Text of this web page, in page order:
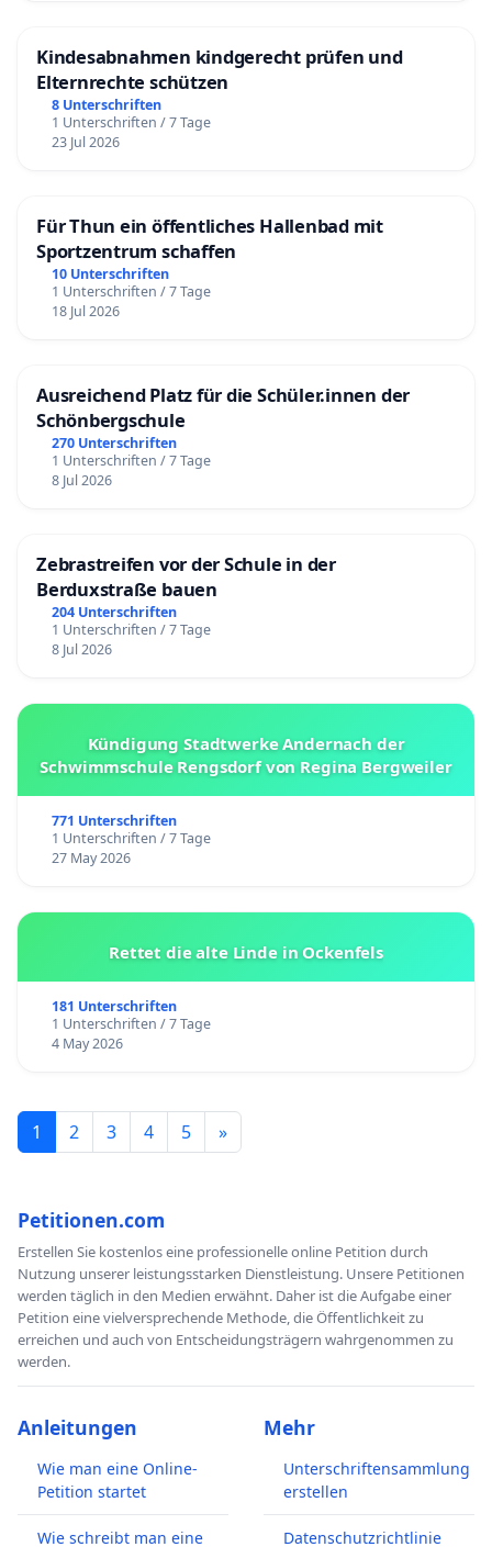
Kindesabnahmen kindgerecht prüfen und
Elternrechte schützen
8 Unterschriften
1 Unterschriften / 7 Tage
23 Jul 2026
Für Thun ein öffentliches Hallenbad mit
Sportzentrum schaffen
10 Unterschriften
1 Unterschriften / 7 Tage
18 Jul 2026
Ausreichend Platz für die Schüler.innen der
Schönbergschule
270 Unterschriften
1 Unterschriften / 7 Tage
8 Jul 2026
Zebrastreifen vor der Schule in der
Berduxstraße bauen
204 Unterschriften
1 Unterschriften / 7 Tage
8 Jul 2026
Kündigung Stadtwerke Andernach der
Schwimmschule Rengsdorf von Regina Bergweiler
771 Unterschriften
1 Unterschriften / 7 Tage
27 May 2026
Rettet die alte Linde in Ockenfels
181 Unterschriften
1 Unterschriften / 7 Tage
4 May 2026
1 2 3 4 5 »
Petitionen.com
Erstellen Sie kostenlos eine professionelle online Petition durch
Nutzung unserer leistungsstarken Dienstleistung. Unsere Petitionen
werden täglich in den Medien erwähnt. Daher ist die Aufgabe einer
Petition eine vielversprechende Methode, die Öffentlichkeit zu
erreichen und auch von Entscheidungsträgern wahrgenommen zu
werden.
Anleitungen
Wie man eine Online-
Petition startet
Wie schreibt man eine
Mehr
Unterschriftensammlung
erstellen
Datenschutzrichtlinie